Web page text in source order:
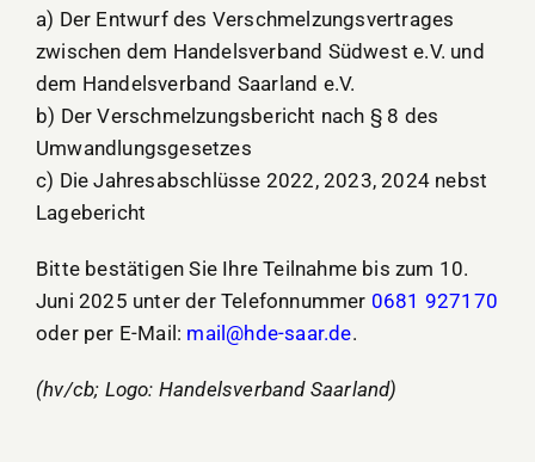
a) Der Entwurf des Verschmelzungsvertrages
zwischen dem Handelsverband Südwest e.V. und
dem Handelsverband Saarland e.V.
b) Der Verschmelzungsbericht nach § 8 des
Umwandlungsgesetzes
c) Die Jahresabschlüsse 2022, 2023, 2024 nebst
Lagebericht
Bitte bestätigen Sie Ihre Teilnahme bis zum 10.
Juni 2025 unter der Telefonnummer 0681 927170
oder per E-Mail: mail@hde-saar.de.
(hv/cb; Logo: Handelsverband Saarland)